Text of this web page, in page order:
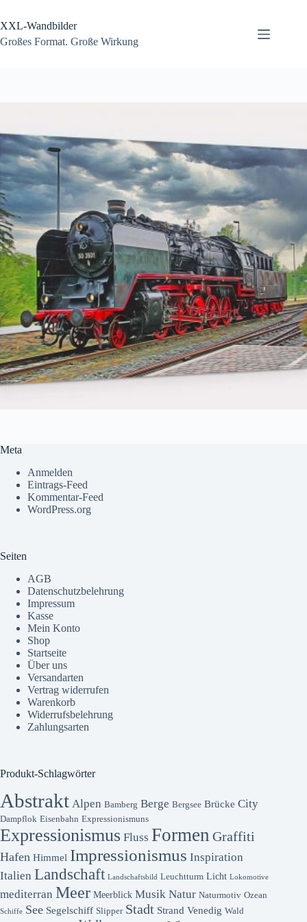
springen
XXL-Wandbilder
Großes Format. Große Wirkung
Meta
Anmelden
Eintrags-Feed
Kommentar-Feed
WordPress.org
Seiten
AGB
Datenschutzbelehrung
Impressum
Kasse
Mein Konto
Shop
Startseite
Über uns
Versandarten
Vertrag widerrufen
Warenkorb
Widerrufsbelehrung
Zahlungsarten
Produkt-Schlagwörter
Abstrakt Alpen Bamberg Berge Bergsee Brücke City
Dampflok Eisenbahn Expressionismuns
Expressionismus Fluss Formen Graffiti
Hafen Himmel Impressionismus Inspiration
Italien Landschaft Landschaftsbild Leuchtturm Licht Lokomotive
mediterran Meer Meerblick Musik Natur Naturmotiv Ozean
Schiffe See Segelschiff Slipper Stadt Strand Venedig Wald